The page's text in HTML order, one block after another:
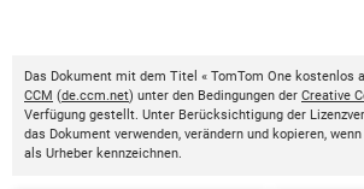
Das Dokument mit dem Titel « TomTom One kostenlos
CCM (de.ccm.net) unter den Bedingungen der Creative
Verfügung gestellt. Unter Berücksichtigung der
das Dokument verwenden, verändern und kopieren,
als Urheber kennzeichnen.